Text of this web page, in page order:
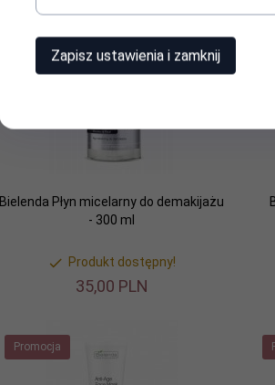
Bielenda Płyn micelarny do demakijażu
- 300 ml
Produkt dostępny!
35,00 PLN
Promocja
Zapisz ustawienia i zamknij